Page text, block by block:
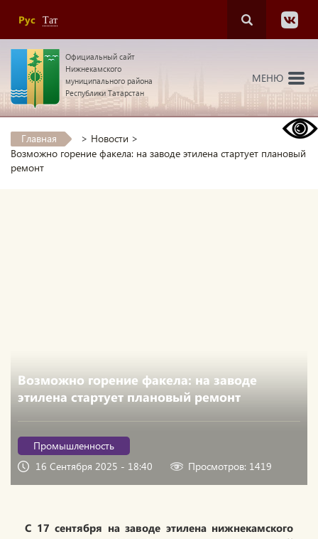
Рус Тат
Официальный сайт
Нижнекамского
муниципального района
Республики Татарстан
МЕНЮ
Главная > Новости >
Возможно горение факела: на заводе этилена стартует плановый
ремонт
Возможно горение факела: на заводе
этилена стартует плановый ремонт
Промышленность
16 Сентября 2025 - 18:40
Просмотров: 1419
С 17 сентября на заводе этилена нижнекамского